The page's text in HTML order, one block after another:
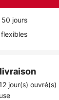
jours
jour(s) ouvré(s)